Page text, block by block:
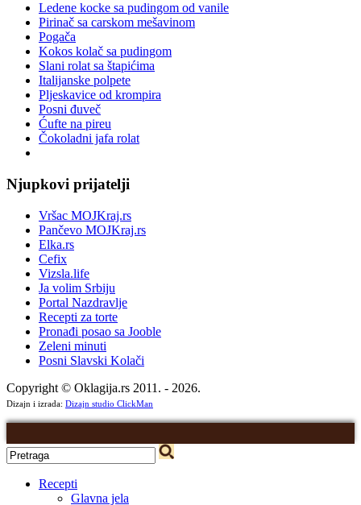
Ledene kocke sa pudingom od vanile
Pirinač sa carskom mešavinom
Pogača
Kokos kolač sa pudingom
Slani rolat sa štapićima
Italijanske polpete
Pljeskavice od krompira
Posni đuveč
Ćufte na pireu
Čokoladni jafa rolat
Njupkovi prijatelji
Vršac MOJKraj.rs
Pančevo MOJKraj.rs
Elka.rs
Cefix
Vizsla.life
Ja volim Srbiju
Portal Nazdravlje
Recepti za torte
Pronađi posao sa Jooble
Zeleni minuti
Posni Slavski Kolači
Copyright © Oklagija.rs 2011. - 2026.
Dizajn i izrada: Dizajn studio ClickMan
Recepti
Glavna jela